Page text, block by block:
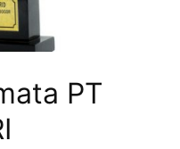
PT